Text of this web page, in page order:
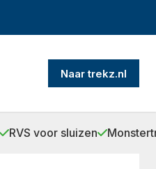
Naar trekz.nl
RVS voor sluizen